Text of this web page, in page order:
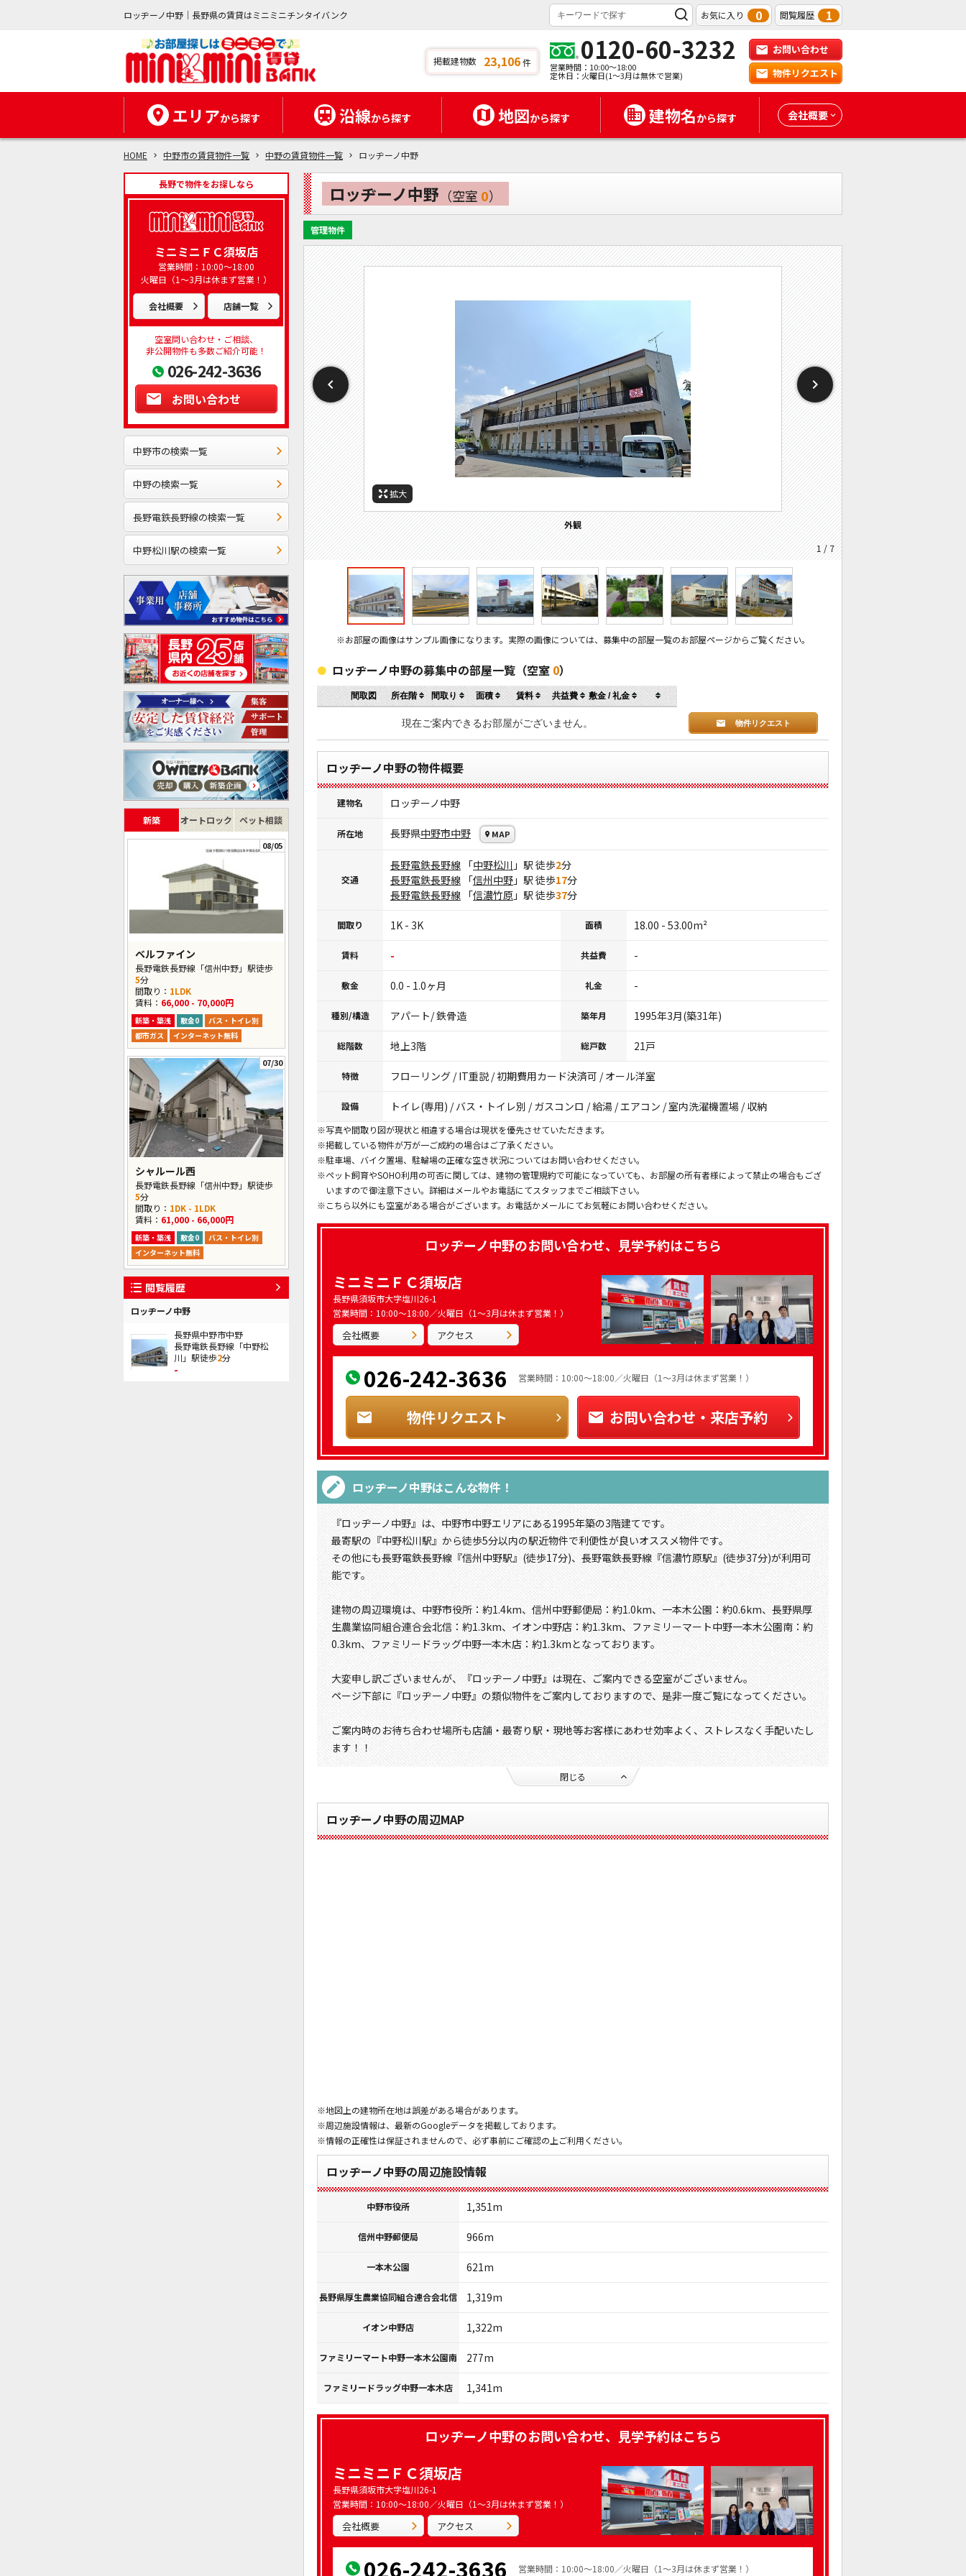
ロッヂーノ中野｜長野県の賃貸はミニミニチンタイバンク お気に入り 0 閲覧履歴 1
掲載建物数 23,106件 0120-60-3232
営業時間：10:00～18:00
定休日：火曜日(1～3月は無休で営業)
お問い合わせ
物件リクエスト
エリアから探す 沿線から探す 地図から探す 建物名から探す 会社概要
HOME 中野市の賃貸物件一覧 中野の賃貸物件一覧 ロッヂーノ中野
長野で物件をお探しなら
ミニミニＦＣ須坂店
営業時間：10:00～18:00
火曜日（1～3月は休まず営業！）
会社概要 店舗一覧
空室問い合わせ・ご相談、
非公開物件も多数ご紹介可能！
026-242-3636
お問い合わせ
中野市の検索一覧
中野の検索一覧
長野電鉄長野線の検索一覧
中野松川駅の検索一覧
新築 オートロック ペット相談
08/05
ベルファイン
長野電鉄長野線「信州中野」駅徒歩
5分
間取り： 1LDK
賃料： 66,000 - 70,000円
新築・築浅 敷金0
バス・トイレ別
都市ガス
インターネット無料
07/30
シャルール西
長野電鉄長野線「信州中野」駅徒歩
5分
間取り： 1DK - 1LDK
賃料： 61,000 - 66,000円
新築・築浅 敷金0
バス・トイレ別
インターネット無料
閲覧履歴
ロッヂーノ中野
長野県中野市中野
長野電鉄長野線「中野松
川」駅徒歩2分
-
ロッヂーノ中野 （空室 0）
管理物件
拡大
外観
1 / 7
拡大
周辺施設：コンビニ
拡大
周辺施設：スーパー
拡大
周辺施設：病院
拡大
周辺施設：公園
拡大
周辺施設：郵便局
拡大
周辺施設：役所
※お部屋の画像はサンプル画像になります。実際の画像については、募集中の部屋一覧のお部屋ページからご覧ください。
ロッヂーノ中野の募集中の部屋一覧（空室 0）
間取図 所在階 間取り 面積 賃料 共益費 敷金 / 礼金
現在ご案内できるお部屋がございません。 物件リクエスト
ロッヂーノ中野の物件概要
建物名 ロッヂーノ中野
所在地 長野県中野市中野 MAP
交通
長野電鉄長野線 「中野松川 」駅 徒歩2分
長野電鉄長野線 「信州中野 」駅 徒歩17分
長野電鉄長野線 「信濃竹原 」駅 徒歩37分
間取り 1K - 3K 面積 18.00 - 53.00m²
賃料 - 共益費 -
敷金 0.0 - 1.0ヶ月 礼金 -
種別/構造 アパート/ 鉄骨造 築年月 1995年3月(築31年)
総階数 地上3階 総戸数 21戸
特徴 フローリング / IT重説 / 初期費用カード決済可 / オール洋室
設備 トイレ(専用) / バス・トイレ別 / ガスコンロ / 給湯 / エアコン / 室内洗濯機置場 / 収納
※写真や間取り図が現状と相違する場合は現状を優先させていただきます。
※掲載している物件が万が一ご成約の場合はご了承ください。
※駐車場、バイク置場、駐輪場の正確な空き状況についてはお問い合わせください。
※ペット飼育やSOHO利用の可否に関しては、建物の管理規約で可能になっていても、お部屋の所有者様によって禁止の場合もござ
いますので御注意下さい。詳細はメールやお電話にてスタッフまでご相談下さい。
※こちら以外にも空室がある場合がございます。お電話かメールにてお気軽にお問い合わせください。
ロッヂーノ中野のお問い合わせ、見学予約はこちら
ミニミニＦＣ須坂店
長野県須坂市大字塩川26-1
営業時間：10:00～18:00／火曜日（1～3月は休まず営業！）
会社概要 アクセス
026-242-3636 営業時間：10:00～18:00／火曜日（1～3月は休まず営業！）
物件リクエスト お問い合わせ・来店予約
ロッヂーノ中野はこんな物件！
『ロッヂーノ中野』は、中野市中野エリアにある1995年築の3階建てです。
最寄駅の『中野松川駅』から徒歩5分以内の駅近物件で利便性が良いオススメ物件です。
その他にも長野電鉄長野線『信州中野駅』(徒歩17分)、長野電鉄長野線『信濃竹原駅』(徒歩37分)が利用可
能です。
建物の周辺環境は、中野市役所：約1.4km、信州中野郵便局：約1.0km、一本木公園：約0.6km、長野県厚
生農業協同組合連合会北信：約1.3km、イオン中野店：約1.3km、ファミリーマート中野一本木公園南：約
0.3km、ファミリードラッグ中野一本木店：約1.3kmとなっております。
大変申し訳ございませんが、『ロッヂーノ中野』は現在、ご案内できる空室がございません。
ページ下部に『ロッヂーノ中野』の類似物件をご案内しておりますので、是非一度ご覧になってください。
ご案内時のお待ち合わせ場所も店舗・最寄り駅・現地等お客様にあわせ効率よく、ストレスなく手配いたし
ます！！
閉じる
ロッヂーノ中野の周辺MAP
※地図上の建物所在地は誤差がある場合があります。
※周辺施設情報は、最新のGoogleデータを掲載しております。
※情報の正確性は保証されませんので、必ず事前にご確認の上ご利用ください。
ロッヂーノ中野の周辺施設情報
中野市役所 1,351m
信州中野郵便局 966m
一本木公園 621m
長野県厚生農業協同組合連合会北信 1,319m
イオン中野店 1,322m
ファミリーマート中野一本木公園南 277m
ファミリードラッグ中野一本木店 1,341m
ロッヂーノ中野のお問い合わせ、見学予約はこちら
ミニミニＦＣ須坂店
長野県須坂市大字塩川26-1
営業時間：10:00～18:00／火曜日（1～3月は休まず営業！）
会社概要 アクセス
026-242-3636 営業時間：10:00～18:00／火曜日（1～3月は休まず営業！）